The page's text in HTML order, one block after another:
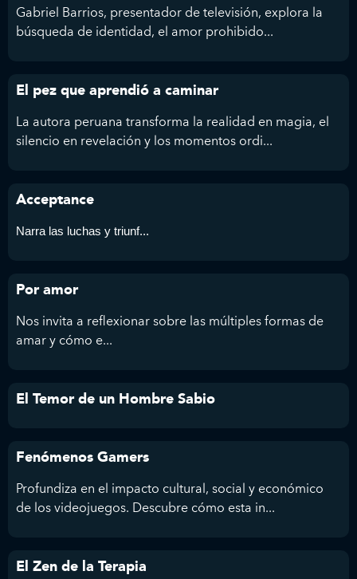
Gabriel Barrios, presentador de televisión, explora la
búsqueda de identidad, el amor prohibido...
El pez que aprendió a caminar
La autora peruana transforma la realidad en magia, el
silencio en revelación y los momentos ordi...
Acceptance
Narra las luchas y triunf...
Por amor
Nos invita a reflexionar sobre las múltiples formas de
amar y cómo e...
El Temor de un Hombre Sabio
Fenómenos Gamers
Profundiza en el impacto cultural, social y económico
de los videojuegos. Descubre cómo esta in...
El Zen de la Terapia